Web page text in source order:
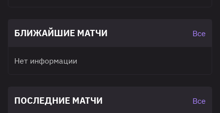
БЛИЖАЙШИЕ МАТЧИ Все
Нет информации
ПОСЛЕДНИЕ МАТЧИ Все